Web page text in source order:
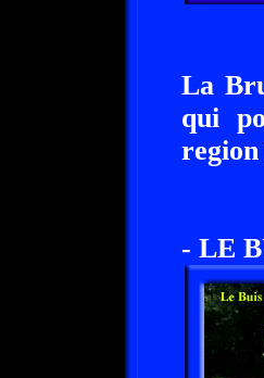
La
qui
- LE